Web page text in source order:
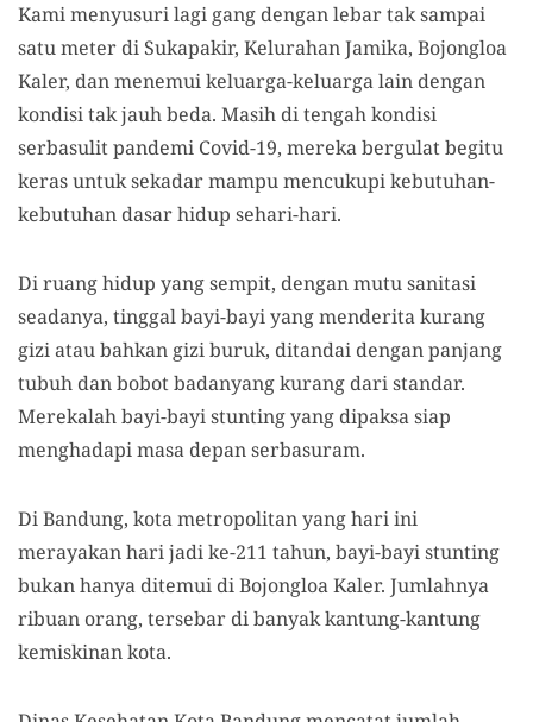
Kami menyusuri lagi gang dengan lebar tak sampai
satu meter di Sukapakir, Kelurahan Jamika, Bojongloa
Kaler, dan menemui keluarga-keluarga lain dengan
kondisi tak jauh beda. Masih di tengah kondisi
serbasulit pandemi Covid-19, mereka bergulat begitu
keras untuk sekadar mampu mencukupi kebutuhan-
kebutuhan dasar hidup sehari-hari.
Di ruang hidup yang sempit, dengan mutu sanitasi
seadanya, tinggal bayi-bayi yang menderita kurang
gizi atau bahkan gizi buruk, ditandai dengan panjang
tubuh dan bobot badanyang kurang dari standar.
Merekalah bayi-bayi stunting yang dipaksa siap
menghadapi masa depan serbasuram.
Di Bandung, kota metropolitan yang hari ini
merayakan hari jadi ke-211 tahun, bayi-bayi stunting
bukan hanya ditemui di Bojongloa Kaler. Jumlahnya
ribuan orang, tersebar di banyak kantung-kantung
kemiskinan kota.